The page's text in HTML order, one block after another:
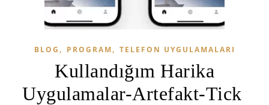
BLOG , PROGRAM, TELEFON UYGULAMALARI
Kullandığım Harika
Uygulamalar-Artefakt-Tick ​​